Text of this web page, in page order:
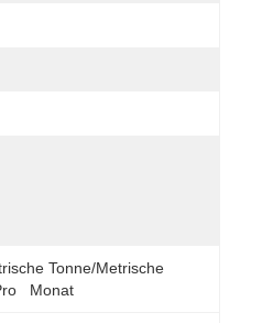
Tonne/metrische
Monat